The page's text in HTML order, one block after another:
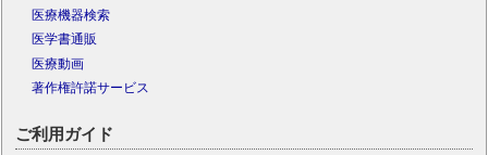
医療機器検索
医学書通販
医療動画
著作権許諾サービス
ご利用ガイド